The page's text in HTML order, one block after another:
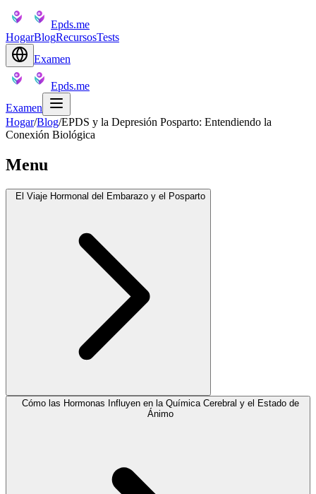
Epds.me
HogarBlogRecursosTests
Examen
Epds.me
Examen
Hogar/Blog/EPDS y la Depresión Posparto: Entendiendo la
Conexión Biológica
Menu
El Viaje Hormonal del Embarazo y el Posparto
Cómo las Hormonas Influyen en la Química Cerebral y el Estado de
Ánimo